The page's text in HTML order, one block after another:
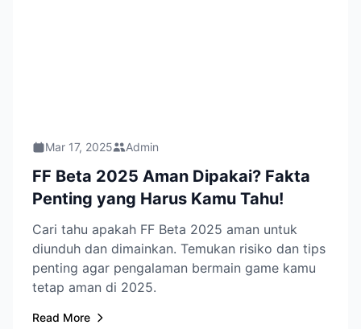
Mar 17, 2025 Admin
FF Beta 2025 Aman Dipakai? Fakta
Penting yang Harus Kamu Tahu!
Cari tahu apakah FF Beta 2025 aman untuk
diunduh dan dimainkan. Temukan risiko dan tips
penting agar pengalaman bermain game kamu
tetap aman di 2025.
Read More